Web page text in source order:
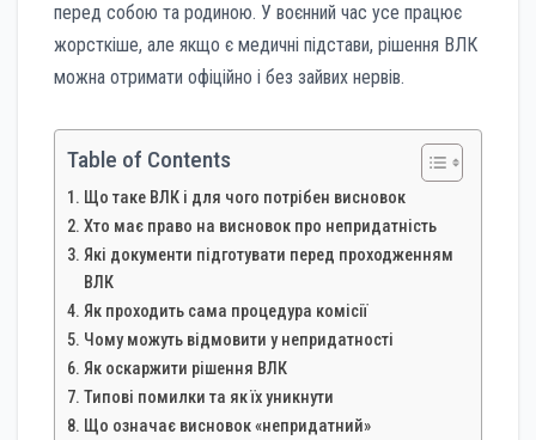
перед собою та родиною. У воєнний час усе працює
жорсткіше, але якщо є медичні підстави, рішення ВЛК
можна отримати офіційно і без зайвих нервів.
Table of Contents
Що таке ВЛК і для чого потрібен висновок
Хто має право на висновок про непридатність
Які документи підготувати перед проходженням
ВЛК
Як проходить сама процедура комісії
Чому можуть відмовити у непридатності
Як оскаржити рішення ВЛК
Типові помилки та як їх уникнути
Що означає висновок «непридатний»